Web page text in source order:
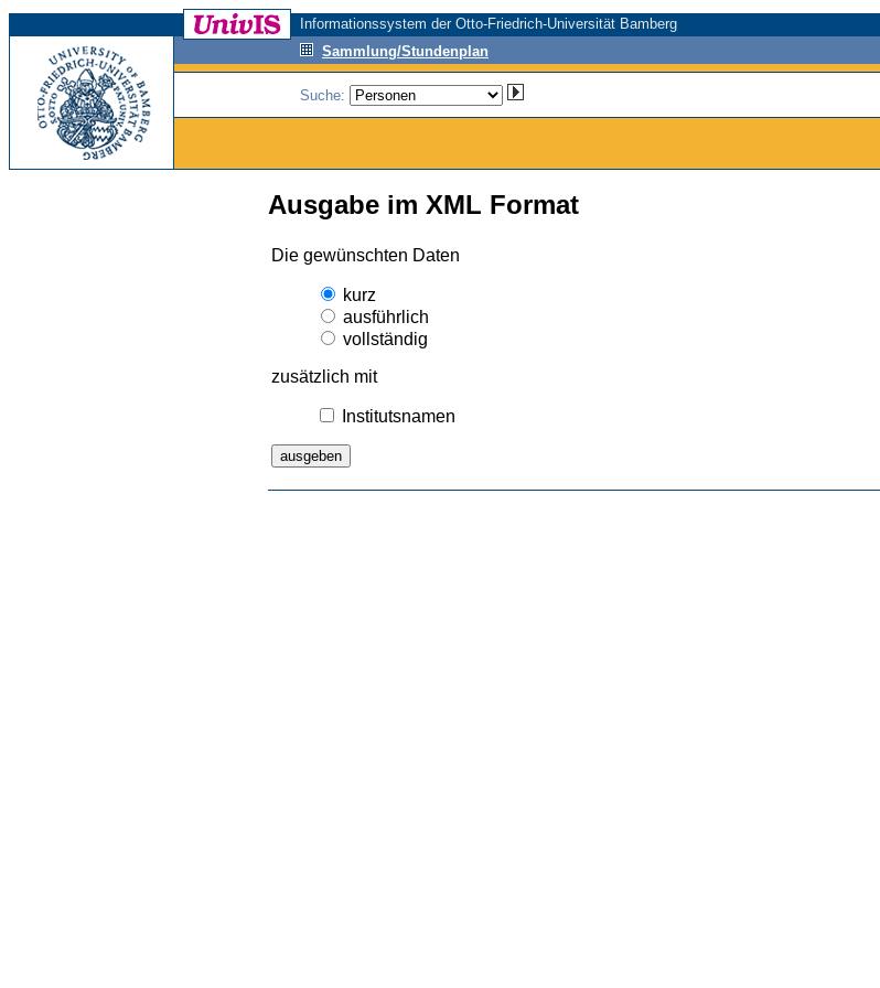
Informationssystem der Otto-Friedrich-Universität Bamberg
Sammlung/Stundenplan
Suche:
Ausgabe im XML Format
Die gewünschten Daten
kurz
ausführlich
vollständig
zusätzlich mit
Institutsnamen